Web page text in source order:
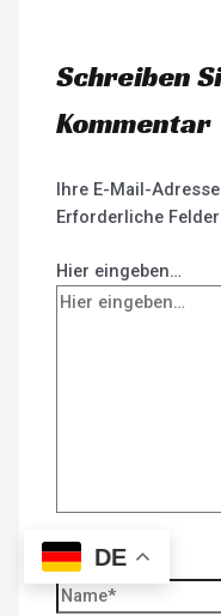
Schreiben
Kommentar
Ihre E-Mail-
Erforderliche
Hier eingeben…
Name*DE